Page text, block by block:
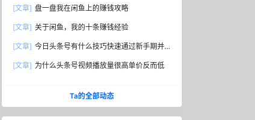
[文章] 盘一盘我在闲鱼上的赚钱攻略
[文章] 关于闲鱼，我的十条赚钱经验
[文章] 今日头条号有什么技巧快速通过新手期并
[文章] 为什么头条号视频播放量很高单价反而低
Ta的全部动态